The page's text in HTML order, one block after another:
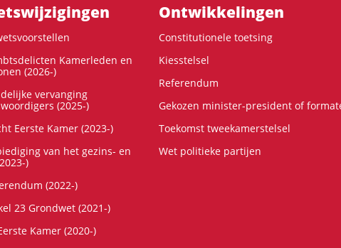
Kamerleden en
(2026-)
vervanging
(2025-)
Eerste Kamer (2023-)
van het gezins- en
)
(2022-)
23 Grondwet (2021-)
Kamer (2020-)
Ontwikke­lingen
Constitutionele toetsing
Kiesstelsel
Referendum
Gekozen minister-president of
Toekomst tweekamerstelsel
Wet politieke partijen